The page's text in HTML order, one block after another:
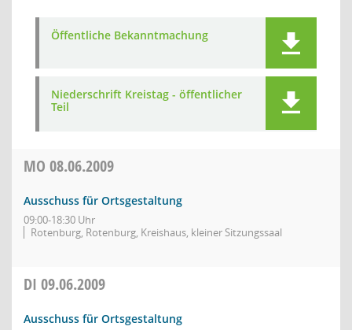
Öffentliche Bekanntmachung
Niederschrift Kreistag - öffentlicher
Teil
MO 08.06.2009
Ausschuss für Ortsgestaltung
09:00-18:30 Uhr
Rotenburg, Rotenburg, Kreishaus, kleiner Sitzungssaal
DI 09.06.2009
Ausschuss für Ortsgestaltung